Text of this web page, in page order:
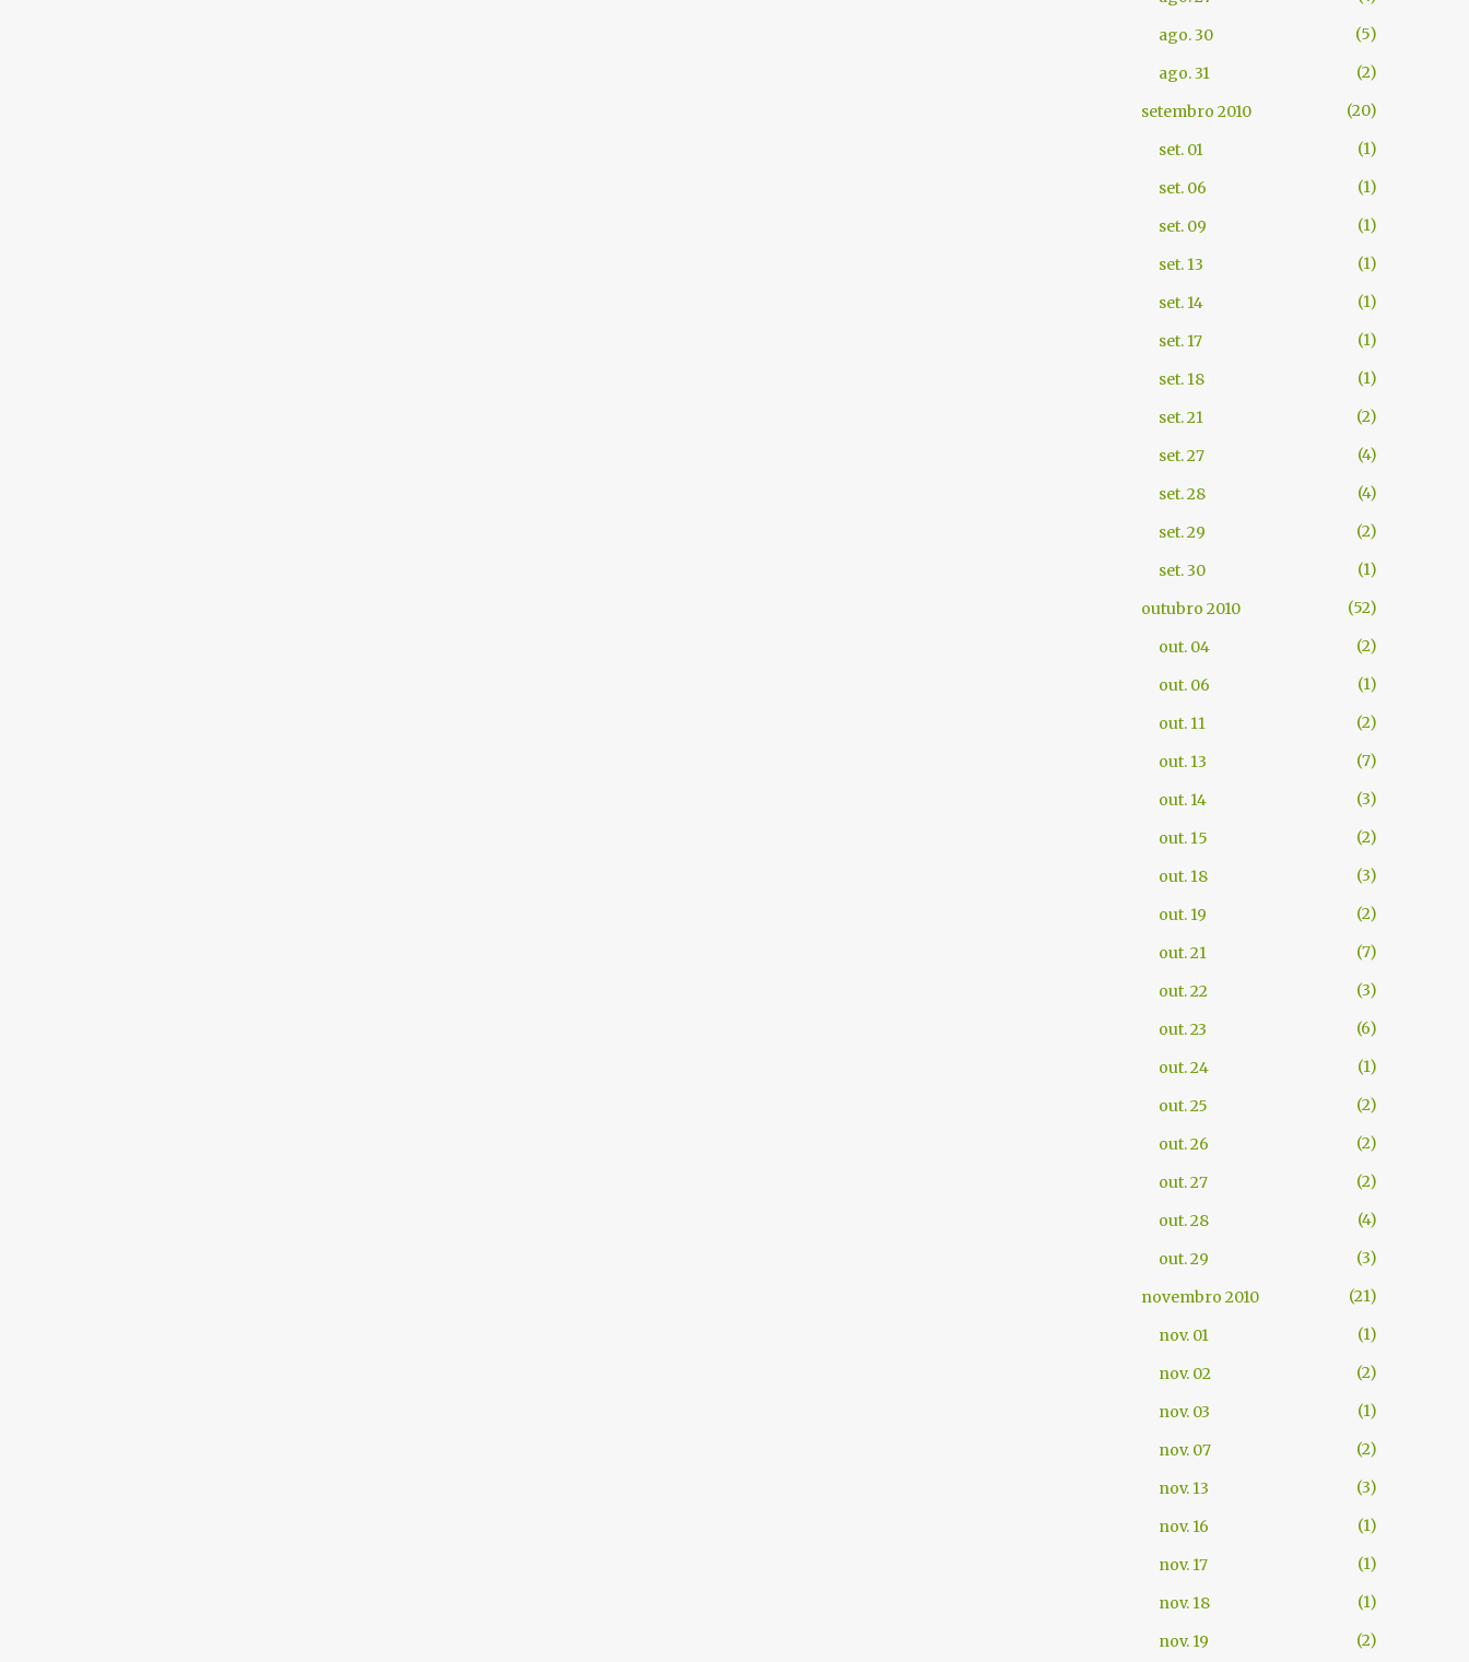
ago. 30
5
ago. 31
2
setembro 2010
20
set. 01
1
set. 06
1
set. 09
1
set. 13
1
set. 14
1
set. 17
1
set. 18
1
set. 21
2
set. 27
4
set. 28
4
set. 29
2
set. 30
1
outubro 2010
52
out. 04
2
out. 06
1
out. 11
2
out. 13
7
out. 14
3
out. 15
2
out. 18
3
out. 19
2
out. 21
7
out. 22
3
out. 23
6
out. 24
1
out. 25
2
out. 26
2
out. 27
2
out. 28
4
out. 29
3
novembro 2010
21
nov. 01
1
nov. 02
2
nov. 03
1
nov. 07
2
nov. 13
3
nov. 16
1
nov. 17
1
nov. 18
1
nov. 19
2